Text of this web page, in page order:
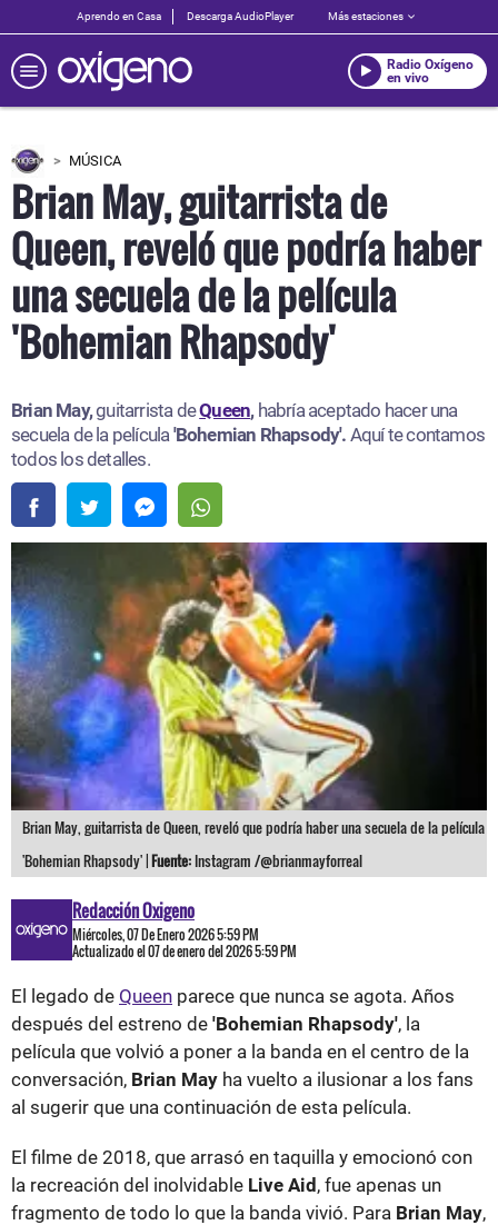
Aprendo en Casa Descarga AudioPlayer Más estaciones
Radio Oxígeno
en vivo
MÚSICA
Brian May, guitarrista de
Queen, reveló que podría haber
una secuela de la película
'Bohemian Rhapsody'
Brian May,guitarrista deQueen, habría aceptado hacer una
secuela de la película'Bohemian Rhapsody'. Aquí te contamos
todos los detalles.
Brian May, guitarrista de Queen, reveló que podría haber una secuela de la película
'Bohemian Rhapsody' |Fuente: Instagram /@brianmayforreal
Redacción Oxigeno
Miércoles, 07 De Enero 2026 5:59 PM
Actualizado el 07 de enero del 2026 5:59 PM
El legado de Queen parece que nunca se agota. Años
después del estreno de 'Bohemian Rhapsody', la
película que volvió a poner a la banda en el centro de la
conversación, Brian May ha vuelto a ilusionar a los fans
al sugerir que una continuación de esta película.
El filme de 2018, que arrasó en taquilla y emocionó con
la recreación del inolvidable Live Aid, fue apenas un
fragmento de todo lo que la banda vivió. Para Brian May,